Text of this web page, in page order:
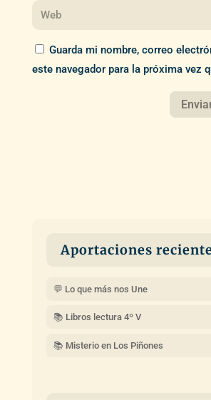
Guarda mi nombre, correo
este navegador para la próxima vez
Aportaciones
💬 Lo que más nos Une
📚 Libros lectura 4º V
📚 Misterio en Los Piñones